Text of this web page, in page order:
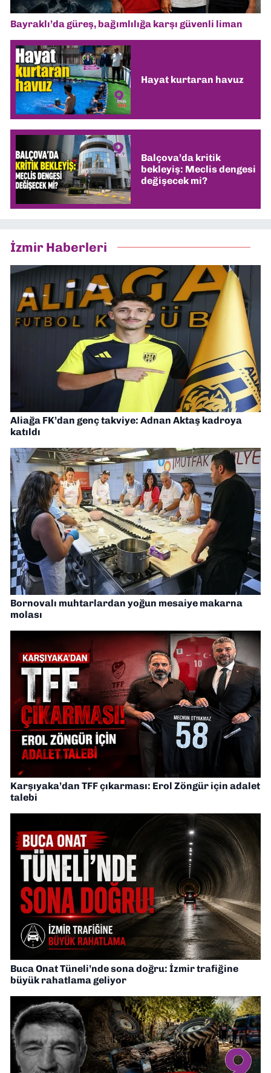
Bayraklı’da güreş, bağımlılığa karşı güvenli liman
Hayat kurtaran havuz
Balçova’da kritik
bekleyiş: Meclis dengesi
değişecek mi?
İzmir Haberleri
Aliağa FK’dan genç takviye: Adnan Aktaş kadroya
katıldı
Bornovalı muhtarlardan yoğun mesaiye makarna
molası
Karşıyaka’dan TFF çıkarması: Erol Zöngür için adalet
talebi
Buca Onat Tüneli’nde sona doğru: İzmir trafiğine
büyük rahatlama geliyor